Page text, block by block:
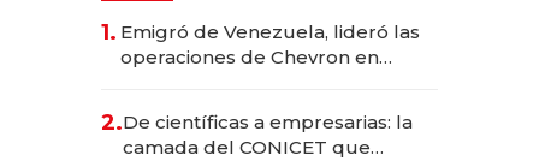
1. Emigró de Venezuela, lideró las
operaciones de Chevron en
2.De científicas a empresarias: la
camada del CONICET que